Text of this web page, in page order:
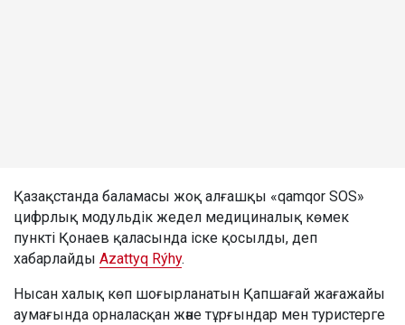
Қазақстанда баламасы жоқ алғашқы «qamqor SOS»
цифрлық модульдік жедел медициналық көмек
пункті Қонаев қаласында іске қосылды, деп
хабарлайды Azattyq Rýhy.
Нысан халық көп шоғырланатын Қапшағай жағажайы
аумағында орналасқан және тұрғындар мен туристерге